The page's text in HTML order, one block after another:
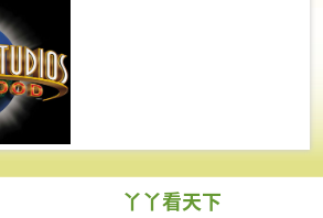
丫丫看天下